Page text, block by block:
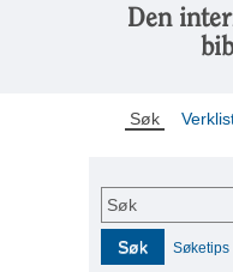
Den
Søk
Søk
Søk Søketips